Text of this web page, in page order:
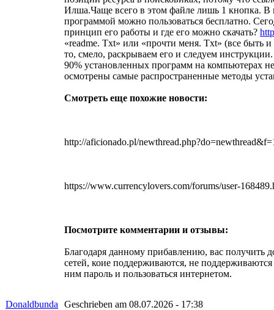
Илша.Чаще всего в этом файле лишь 1 кнопка. В
программой можно пользоваться бесплатно.
принцип его работы и где его можно скачать?
«readme. Txt» или «прочти меня. Txt» (все быть
то, смело, раскрываем его и следуем
90% установленных программ на компьютерах
осмотрены самые распространенные методы
Смотреть еще похожие новости:
http://aficionado.pl/
https://www.currencylovers.com/forums/user-
Посмотрите комментарии и отзывы:
Благодаря данному прибавлению, вас получить
сетей, коие поддерживаются, не
ним пароль и пользоваться интернетом.
Donaldbunda Geschrieben am 08.07.2026 - 17:38